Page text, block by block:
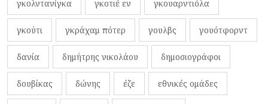
γκολντανίγκα γκοτιέ εν γκουαρντιόλα
γκούτι γκράχαμ πότερ γουλβς γουότφορντ
δανία δημήτρης νικολάου δημοσιογράφοι
δουβίκας δώνης έζε εθνικές ομάδες